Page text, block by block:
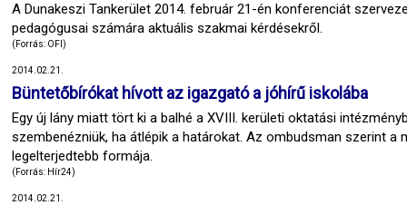
A Dunakeszi Tankerület 2014. február 21-én konferenciát
pedagógusai számára aktuális szakmai kérdésekről.
(Forrás: OFI)
2014.02.21.
Büntetőbírókat hívott az igazgató a jóhírű iskolába
Egy új lány miatt tört ki a balhé a XVIII. kerületi oktatási
szembenézniük, ha átlépik a határokat. Az ombudsman szerint a
legelterjedtebb formája.
(Forrás: Hír24)
2014.02.21.